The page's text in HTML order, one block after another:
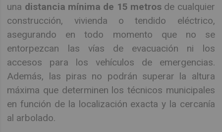
una distancia mínima de 15 metrosde cualquier
construcción, vivienda o tendido eléctrico,
asegurando en todo momento que no se
entorpezcan las vías de evacuación ni los
accesos para los vehículos de emergencias.
Además, las piras no podrán superar la altura
máxima que determinen los técnicos municipales
en función de la localización exacta y la cercanía
al arbolado.